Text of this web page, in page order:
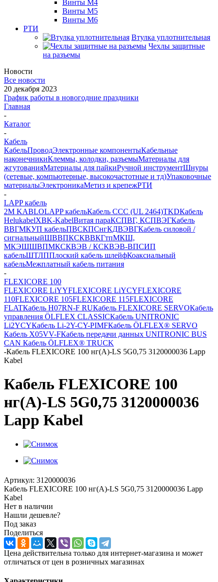
Винты М4
Винты М5
Винты М6
РТИ
Втулка уплотнительная
Чехлы защитные
на разъемы
Новости
Все новости
20 декабря 2023
График работы в новогодние праздники
Главная
-
Каталог
-
Кабель
КабельПроводЭлектронные компонентыКабельные
наконечникиКлеммы, колодки, разъемыМатериалы для
жгутованияМатериалы для пайкиРучной инструментШнуры
(сетевые, компьютерные, высокочастотные и тд)Упаковочные
материалыЭлектроникаМетиз и крепежРТИ
-
LAPP кабель
2M KABLOLAPP кабельКабель CCC (UL 2464)TKDКабель
HelukabelXBK-KabelВитая параКСПВГ, КСПВЭГКабель
ВВГМКУП кабельПВСКПСнгКДВЭВГКабель силовой /
сигнальныйШВВПКСКВВКГтпМКШ,
МКЭШШВПМКСКВЭВ / КСКВЭВ-ВПСИП
кабельШТЛППлоский кабель шлейфКоаксиальный
кабельМежплатный кабель питания
-
FLEXICORE 100
FLEXICORE LiYYFLEXICORE LiYCYFLEXICORE
110FLEXICORE 105FLEXICORE 115FLEXICORE
FLATКабель H07RN-F RUКабель FLEXICORE SERVOКабель
управления ÖLFLEX CLASSICКабель UNITRONIC
Li2YCYКабель Li-2Y-CY-PIMFКабель ÖLFLEX® SERVO
Кабель X05VV-FКабель передачи данных UNITRONIC BUS
CAN Кабель ÖLFLEX® TRUCK
-Кабель FLEXICORE 100 нг(А)-LS 5G0,75 3120000036 Lapp
Kabel
Кабель FLEXICORE 100
нг(А)-LS 5G0,75 3120000036
Lapp Kabel
Артикул: 3120000036
Кабель FLEXICORE 100 нг(А)-LS 5G0,75 3120000036 Lapp
Kabel
Нет в наличии
Нашли дешевле?
Под заказ
Поделиться
Цена действительна только для интернет-магазина и может
отличаться от цен в розничных магазинах